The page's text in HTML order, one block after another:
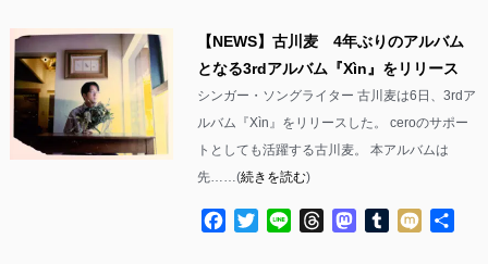
【NEWS】古川麦 4年ぶりのアルバム
となる3rdアルバム『Xìn』をリリース
シンガー・ソングライター 古川麦は6日、3rdア
ルバム『Xìn』をリリースした。 ceroのサポー
トとしても活躍する古川麦。 本アルバムは
先……(続きを読む)
Facebook
TwitterLine ThreadsMastodon
Tumblr
Mixi